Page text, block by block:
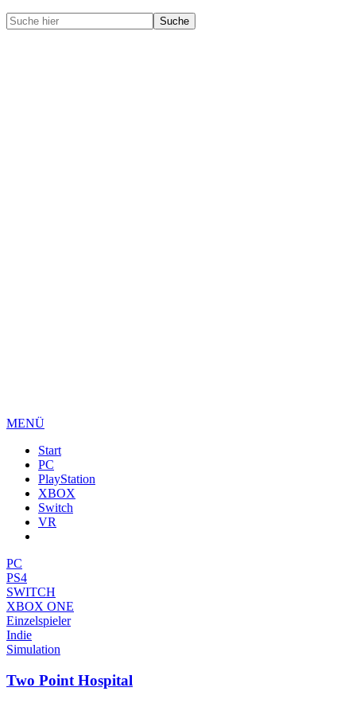
MENÜ
Start
PC
PlayStation
XBOX
Switch
VR
PC
PS4
SWITCH
XBOX ONE
Einzelspieler
Indie
Simulation
Two Point Hospital